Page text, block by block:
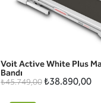
HIZLI
Voit Active White Plus
Bandı
₺45.749,00 ₺38.890,00